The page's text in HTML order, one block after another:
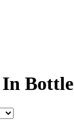
Bottle